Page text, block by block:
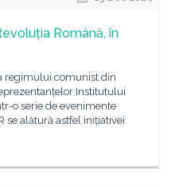
Română, în
regimului comunist din
Institutului
o serie de evenimente
se alătură astfel inițiativei